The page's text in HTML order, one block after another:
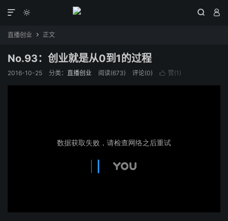
  

直播创业  正文
No.93：创业就是从0到1的过程
2016-10-25 分类： 直播创业 阅读(673) 评论(0)  赞(1 )